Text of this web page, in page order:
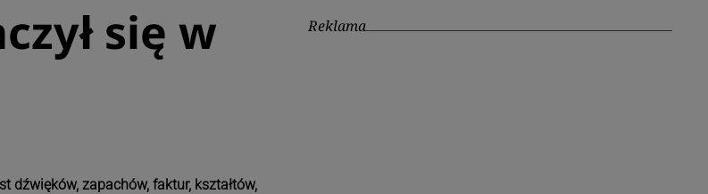
się w
dźwięków, zapachów, faktur, kształtów,
Reklama